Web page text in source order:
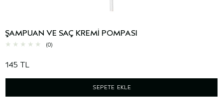
ŞAMPUAN VE SAÇ KREMI POMPASI
(0)
145 TL
SEPETE EKLE